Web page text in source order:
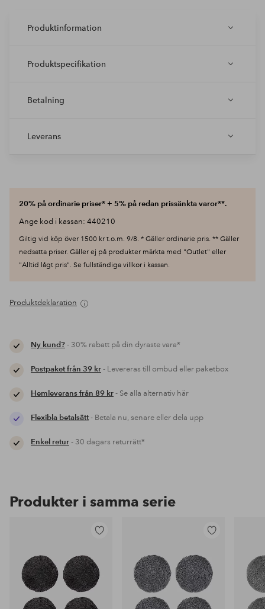
Produktinformation
Produktspecifikation
Betalning
Leverans
20% på ordinarie priser* + 5% på redan prissänkta varor**.
Ange kod i kassan: 440210
Giltig vid köp över 1500 kr t.o.m. 9/8. * Gäller ordinarie pris. ** Gäller
nedsatta priser. Gäller ej på produkter märkta med "Outlet" eller
"Alltid lågt pris". Se fullständiga villkor i kassan.
Produktdeklaration
Ny kund?- 30% rabatt på din dyraste vara*
Postpaket från 39 kr- Levereras till ombud eller paketbox
Hemleverans från 89 kr- Se alla alternativ här
Flexibla betalsätt- Betala nu, senare eller dela upp
Enkel retur- 30 dagars returrätt*
Produkter i samma serie
i
favoriter
i
favoriter